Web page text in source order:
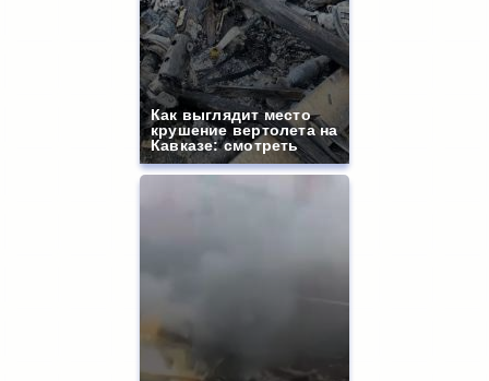
Как выглядит место
крушение вертолета на
Кавказе: смотреть